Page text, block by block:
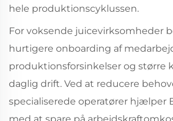
hele produktionscyklussen.
For voksende juicevirksomheder
hurtigere onboarding af
produktionsforsinkelser og større
daglig drift. Ved at reducere
specialiserede operatører hjælper